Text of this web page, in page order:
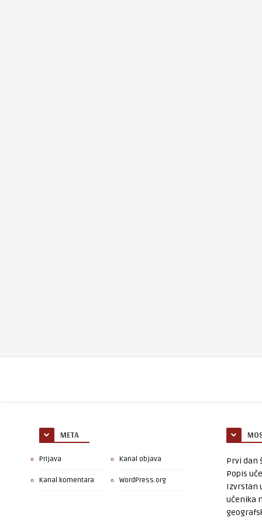
META
Prijava Kanal objava
Kanal komentara WordPress.org
Prvi dan
Popis
Izvrstan
učenika